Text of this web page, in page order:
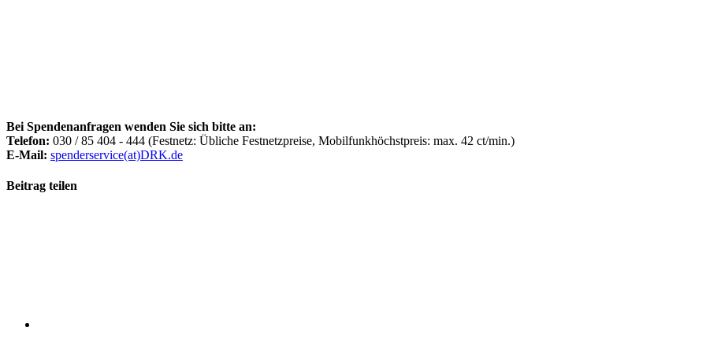
Bei Spendenanfragen wenden Sie sich bitte an:
Telefon: 030 / 85 404 - 444 (Festnetz: Übliche Festnetzpreise, Mobilfunkhöchstpreis: max. 42 ct/min.)
E-Mail: spenderservice(at)DRK.de
Beitrag teilen